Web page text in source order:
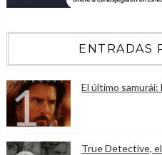
ENTRADAS
El último
True Detective,